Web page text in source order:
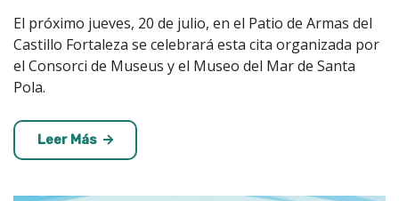
El próximo jueves, 20 de julio, en el Patio de Armas del
Castillo Fortaleza se celebrará esta cita organizada por
el Consorci de Museus y el Museo del Mar de Santa
Pola.
Leer Más